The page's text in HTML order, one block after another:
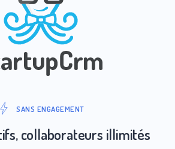
SANS ENGAGEMENT
collaborateurs illimités